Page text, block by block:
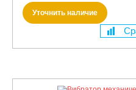
Уточнить наличие